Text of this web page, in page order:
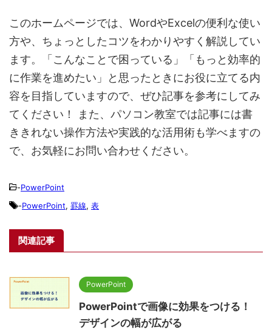
このホームページでは、WordやExcelの便利な使い
方や、ちょっとしたコツをわかりやすく解説してい
ます。「こんなことで困っている」「もっと効率的
に作業を進めたい」と思ったときにお役に立てる内
容を目指していますので、ぜひ記事を参考にしてみ
てください！ また、パソコン教室では記事には書
ききれない操作方法や実践的な活用術も学べますの
で、お気軽にお問い合わせください。
-PowerPoint
-PowerPoint, 罫線, 表
関連記事
PowerPoint
PowerPointで画像に効果をつける！
デザインの幅が広がる